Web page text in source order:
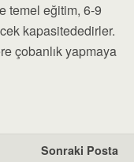
temel eğitim, 6-9
kapasitededirler.
çobanlık yapmaya
Sonraki Posta